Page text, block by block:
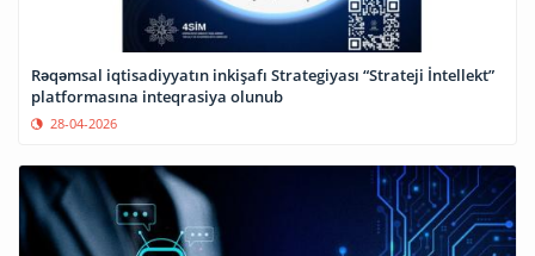
Rəqəmsal iqtisadiyyatın inkişafı Strategiyası “Strateji İntellekt”
platformasına inteqrasiya olunub
28-04-2026